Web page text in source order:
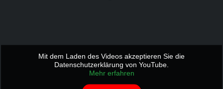
Mit dem Laden des Videos akzeptieren Sie die
Datenschutzerklärung von YouTube.
Mehr erfahren